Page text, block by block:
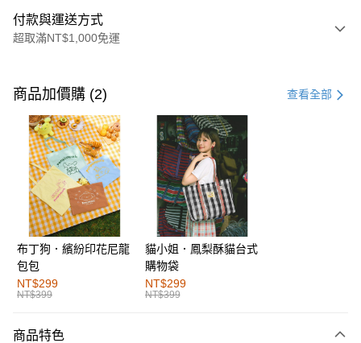
付款與運送方式
超取滿NT$1,000免運
信用卡一次付款
購物金
超商取貨付款
LINE Pay
街口支付
運送方式
全家取貨付款
每筆NT$60，滿NT$1,000(含以上)免運費
付款後全家取貨
商品加價購 (2) 查看全部
布丁狗．繽紛印花尼龍
包包
NT$299
NT$399
貓小姐．鳳梨酥貓台式
購物袋
NT$299
NT$399
商品特色